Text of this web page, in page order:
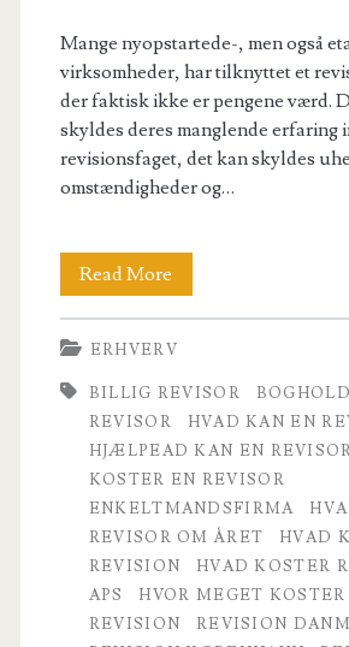
revisor</span>
Mange nyopstartede-, men også
virksomheder, har tilknyttet et
der faktisk ikke er pengene værd.
skyldes deres manglende erfaring
revisionsfaget, det kan skyldes
omstændigheder og…
Read More
er
ikke
bare
revision
ERHVERV
BILLIG REVISOR
REVISOR
HVAD KAN EN
HJÆLPEAD KAN EN
KOSTER EN REVISOR
ENKELTMANDSFIRMA
REVISOR OM ÅRET
HVAD
REVISION
HVAD KOSTER
APS
HVOR MEGET
REVISION
REVISION